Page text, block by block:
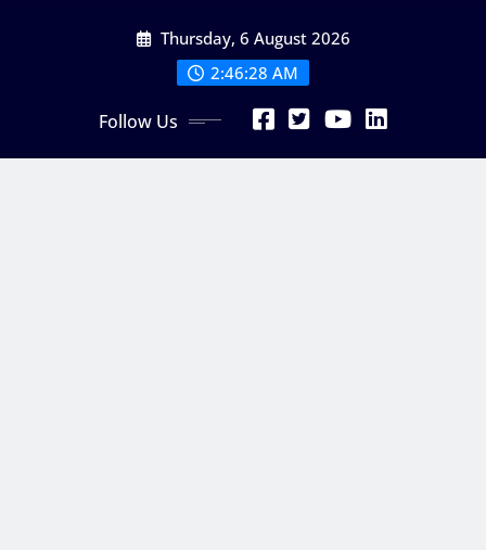
Thursday, 6 August 2026
2:46:29 AM
Follow Us